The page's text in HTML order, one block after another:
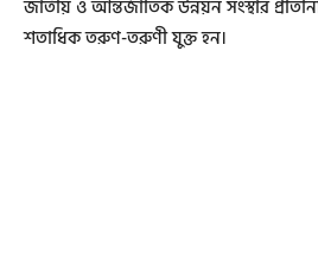
জাতীয় ও আন্তর্জাতিক উন্নয়ন সংস্থার
শতাধিক তরুণ-তরুণী যুক্ত হন।